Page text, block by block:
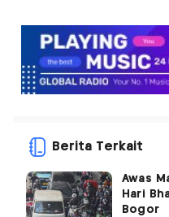
Berita Terkait
Awas
Hari
Bogor